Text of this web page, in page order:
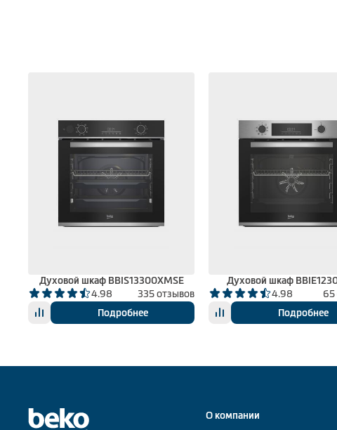
Духовой шкаф BBIS13300XMSE
4.98
335 отзывов
Подробнее
Духовой шкаф
4.98
65
Подробнее
О компании